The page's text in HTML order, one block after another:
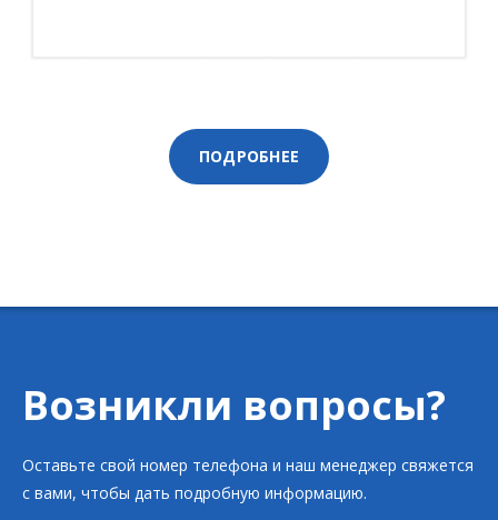
ПОДРОБНЕЕ
Возникли вопросы?
Оставьте свой номер телефона и наш менеджер свяжется
с вами, чтобы дать подробную информацию.